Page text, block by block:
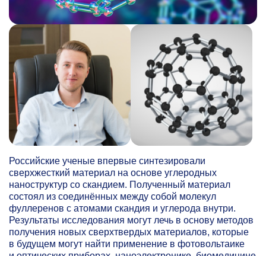
Российские ученые впервые синтезировали
сверхжесткий материал на основе углеродных
наноструктур со скандием. Полученный материал
состоял из соединённых между собой молекул
фуллеренов с атомами скандия и углерода внутри.
Результаты исследования могут лечь в основу методов
получения новых сверхтвердых материалов, которые
в будущем могут найти применение в фотовольтаике